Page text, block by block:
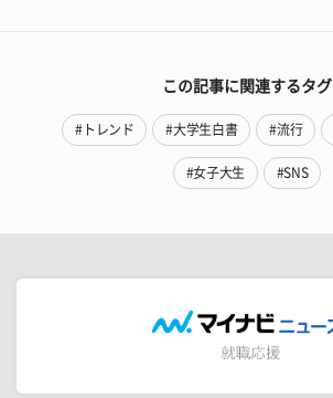
この記事に関連するタグ
#トレンド #大学生白書 #流行
#女子大生 #SNS